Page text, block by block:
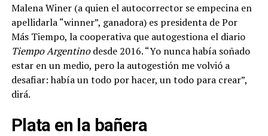
Malena Winer (a quien el autocorrector se empecina en
apellidarla “winner”, ganadora) es presidenta de Por
Más Tiempo, la cooperativa que autogestiona el diario
Tiempo Argentinodesde 2016. “Yo nunca había soñado
estar en un medio, pero la autogestión me volvió a
desafiar: había un todo por hacer, un todo para crear”,
dirá.
Plata en la bañera